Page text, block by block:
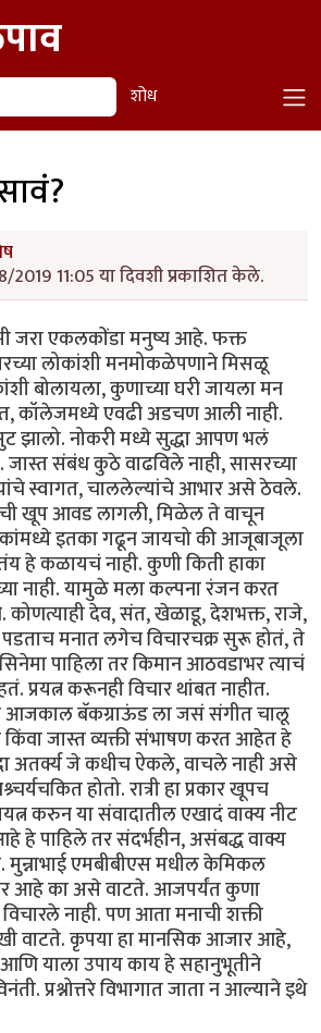
शोध
2019 11:05 या दिवशी प्रकाशित केले.
जरा एकलकोंडा मनुष्य आहे. फक्त
लोकांशी मनमोकळेपणाने मिसळू
बोलायला, कुणाच्या घरी जायला मन
कॉलेजमध्ये एवढी अडचण आली नाही.
सुट झालो. नोकरी मध्ये सुद्धा आपण भलं
संबंध कुठे वाढविले नाही, सासरच्या
स्वागत, चाललेल्यांचे आभार असे ठेवले.
खूप आवड लागली, मिळेल ते वाचून
इतका गढून जायचो की आजूबाजूला
हे कळायचं नाही. कुणी किती हाका
नाही. यामुळे मला कल्पना रंजन करत
कोणत्याही देव, संत, खेळाडू, देशभक्त, राजे,
पडताच मनात लगेच विचारचक्र सुरू होतं, ते
पाहिला तर किमान आठवडाभर त्याचं
प्रयत्न करूनही विचार थांबत नाहीत.
आजकाल बॅकग्राऊंड ला जसं संगीत चालू
जास्त व्यक्ती संभाषण करत आहेत हे
अतर्क्य जे कधीच ऐकले, वाचले नाही असे
होतो. रात्री हा प्रकार खूपच
करुन या संवादातील एखादं वाक्य नीट
हे पाहिले तर संदर्भहीन, असंबद्ध वाक्य
एमबीबीएस मधील केमिकल
आहे का असे वाटते. आजपर्यंत कुणा
विचारले नाही. पण आता मनाची शक्ती
वाटते. कृपया हा मानसिक आजार आहे,
याला उपाय काय हे सहानुभूतीने
प्रश्नोत्तरे विभागात जाता न आल्याने इथे